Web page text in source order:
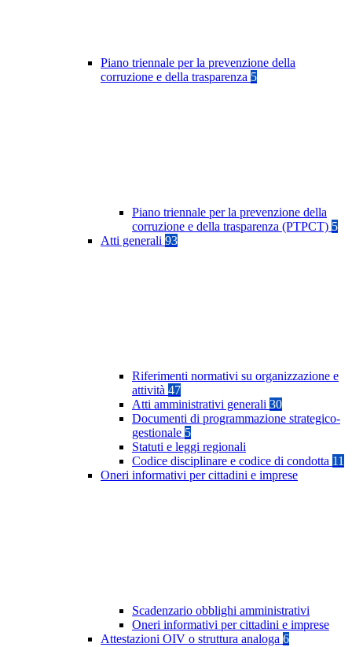
Piano triennale per la prevenzione della
corruzione e della trasparenza 5
Piano triennale per la prevenzione della
corruzione e della trasparenza (PTPCT) 5
Atti generali 93
Riferimenti normativi su organizzazione e
attività 47
Atti amministrativi generali 30
Documenti di programmazione strategico-
gestionale 5
Statuti e leggi regionali
Codice disciplinare e codice di condotta 11
Oneri informativi per cittadini e imprese
Scadenzario obblighi amministrativi
Oneri informativi per cittadini e imprese
Attestazioni OIV o struttura analoga 6